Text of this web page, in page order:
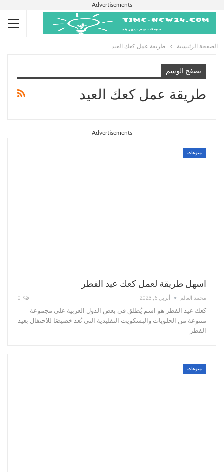
Advertisements
الصفحة الرئيسية طريقة عمل كعك العيد
تصفح الوسم
طريقة عمل كعك العيد
Advertisements
منوعات
اسهل طريقة لعمل كعك عيد الفطر
محمد العالم أبريل 6, 2023
كعك عيد الفطر هو اسم يُطلق في بعض الدول العربية على مجموعة
متنوعة من الحلويات والبسكويت التقليدية التي تُعد خصيصًا للاحتفال بعيد
الفطر
منوعات